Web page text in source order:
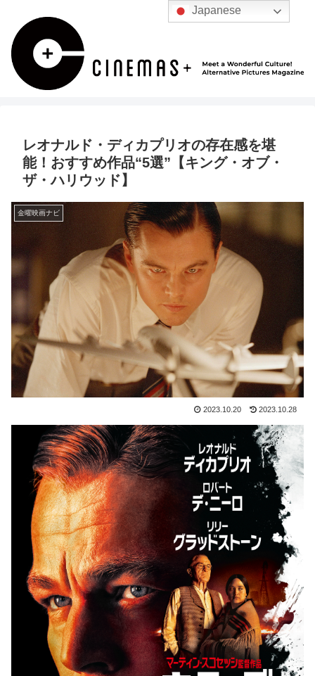
レオナルド・ディカプリオの存在感を堪
能！おすすめ作品“5選”【キング・オブ・
ザ・ハリウッド】
金曜映画ナビ
2023.10.20 2023.10.28
Japanese